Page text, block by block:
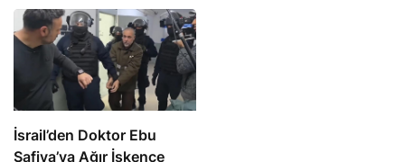
İsrail’den Doktor Ebu
Safiya’ya Ağır İşkence